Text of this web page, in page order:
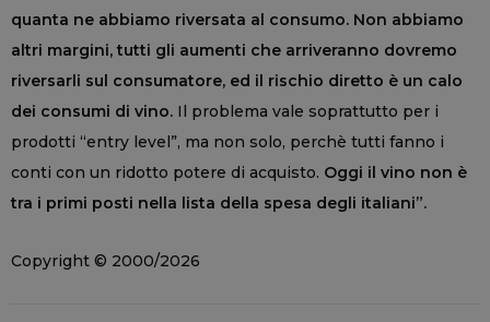
quanta ne abbiamo riversata al consumo. Non abbiamo
altri margini, tutti gli aumenti che arriveranno dovremo
riversarli sul consumatore, ed il rischio diretto è un calo
dei consumi di vino. Il problema vale soprattutto per i
prodotti “entry level”, ma non solo, perchè tutti fanno i
conti con un ridotto potere di acquisto. Oggi il vino non è
tra i primi posti nella lista della spesa degli italiani”.
Copyright © 2000/2026